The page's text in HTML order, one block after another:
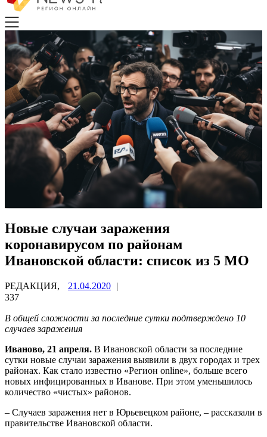
Новые случаи заражения
коронавирусом по районам
Ивановской области: список из 5 МО
РЕДАКЦИЯ, 21.04.2020 |
337
В общей сложности за последние сутки подтверждено 10
случаев заражения
Иваново, 21 апреля. В Ивановской области за последние
сутки новые случаи заражения выявили в двух городах и трех
районах. Как стало известно «Регион online», больше всего
новых инфицированных в Иванове. При этом уменьшилось
количество «чистых» районов.
– Случаев заражения нет в Юрьевецком районе, – рассказали в
правительстве Ивановской области.